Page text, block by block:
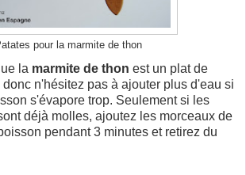
pour la marmite de thon
la marmite de thon est un plat de
n'hésitez pas à ajouter plus d'eau si
s'évapore trop. Seulement si les
déjà molles, ajoutez les morceaux de
pendant 3 minutes et retirez du